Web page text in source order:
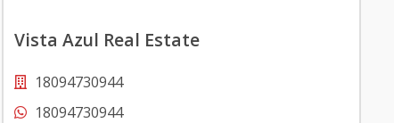
Vista Azul Real Estate
18094730944
18094730944